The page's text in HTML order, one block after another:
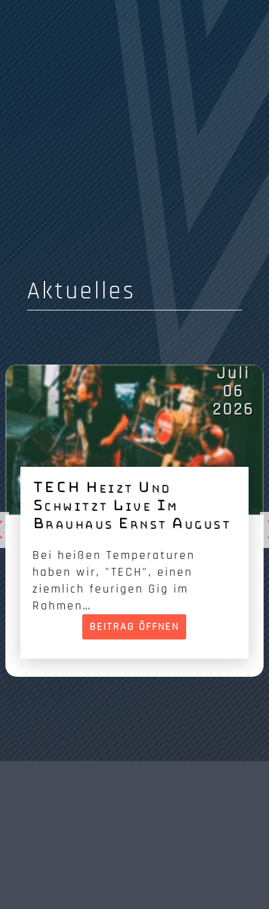
Aktuelles
Juli
06
2026
TECH Heizt Und
Schwitzt Live Im
Brauhaus Ernst August
Bei heißen Temperaturen
haben wir, "TECH", einen
ziemlich feurigen Gig im
Rahmen…
BEITRAG ÖFFNEN